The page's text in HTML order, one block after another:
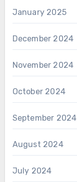
January 2025
December 2024
November 2024
October 2024
September 2024
August 2024
July 2024